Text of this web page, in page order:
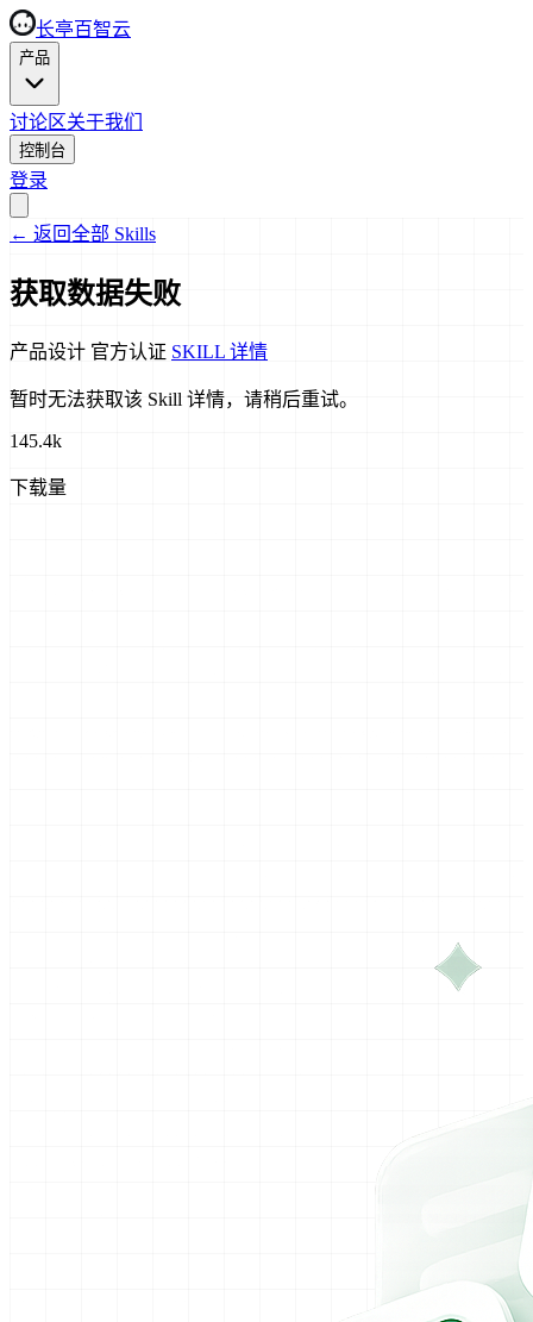
长亭百智云
产品
讨论区关于我们
控制台
登录
← 返回全部 Skills
获取数据失败
产品设计 官方认证 SKILL 详情
暂时无法获取该 Skill 详情，请稍后重试。
145.4k
下载量